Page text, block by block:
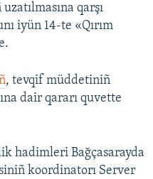
qarşı
iyün 14-te «Qırım
, tevqif müddetiniñ
dair qararı quvette
hadimleri Bağçasarayda
koordinatorı Server